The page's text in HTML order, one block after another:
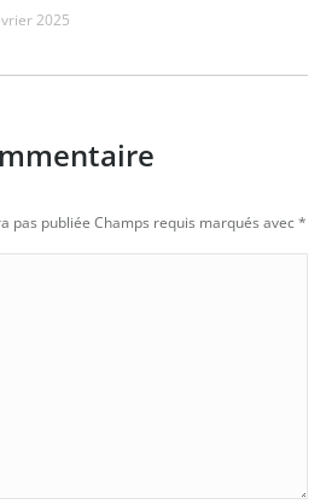
2025
pas publiée Champs requis marqués avec*